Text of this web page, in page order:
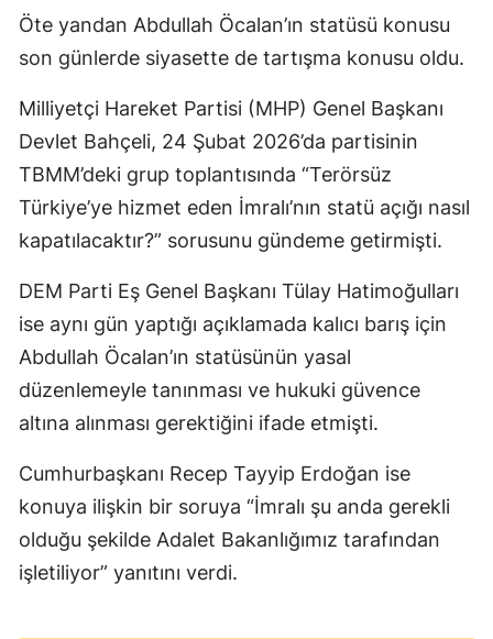
Öte yandan Abdullah Öcalan’ın statüsü konusu
son günlerde siyasette de tartışma konusu oldu.
Milliyetçi Hareket Partisi (MHP) Genel Başkanı
Devlet Bahçeli, 24 Şubat 2026’da partisinin
TBMM’deki grup toplantısında “Terörsüz
Türkiye’ye hizmet eden İmralı’nın statü açığı nasıl
kapatılacaktır?” sorusunu gündeme getirmişti.
DEM Parti Eş Genel Başkanı Tülay Hatimoğulları
ise aynı gün yaptığı açıklamada kalıcı barış için
Abdullah Öcalan’ın statüsünün yasal
düzenlemeyle tanınması ve hukuki güvence
altına alınması gerektiğini ifade etmişti.
Cumhurbaşkanı Recep Tayyip Erdoğan ise
konuya ilişkin bir soruya “İmralı şu anda gerekli
olduğu şekilde Adalet Bakanlığımız tarafından
işletiliyor” yanıtını verdi.